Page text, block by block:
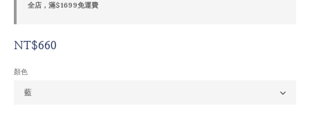
全店，滿$1699免運費
NT$660
顏色